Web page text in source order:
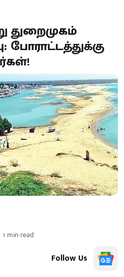
துறைமுகம்
போராட்டத்துக்கு
1 min read
Follow Us